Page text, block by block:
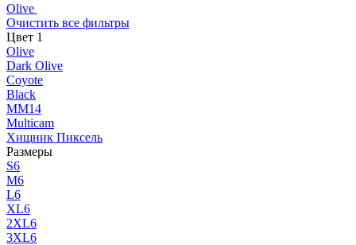
Olive
Очистить все фильтры
Цвет 1
Olive
Dark Olive
Coyote
Black
ММ14
Multicam
Хищник Пиксель
Размеры
S6
M6
L6
XL6
2XL6
3XL6